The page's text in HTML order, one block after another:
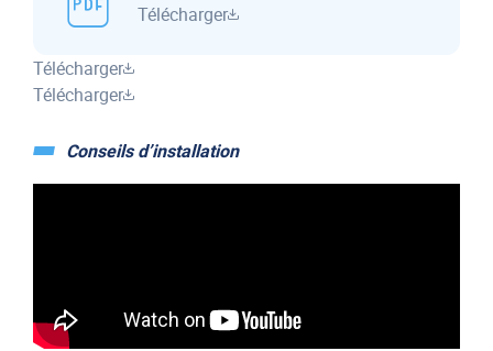
Poids total du kit 25 kg (hors supports de fixation)
Température de fonctionnement : de -30-jusqu'à + 50*
Excellent rapport qualité / prix
Télécharger
Télécharger
Télécharger
Conseils d’installation